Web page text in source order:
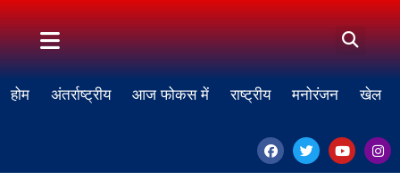
होम अंतर्राष्ट्रीय आज फोकस में राष्ट्रीय मनोरंजन खेल